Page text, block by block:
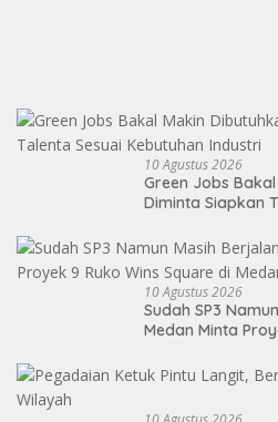
10 Agustus 2026
Green Jobs
Diminta Siapkan
10 Agustus 2026
Sudah SP3
Medan Minta